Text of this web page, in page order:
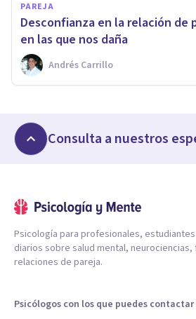
PAREJA
Desconfianza en la relación de
en las que nos daña
Andrés Carrillo
Consulta a nuestros
Psicología para profesionales,
diarios sobre salud mental,
relaciones de pareja.
Psicólogos con los que puedes contactar